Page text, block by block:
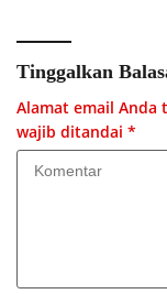
Tinggalkan
Alamat email Anda
wajib ditandai *